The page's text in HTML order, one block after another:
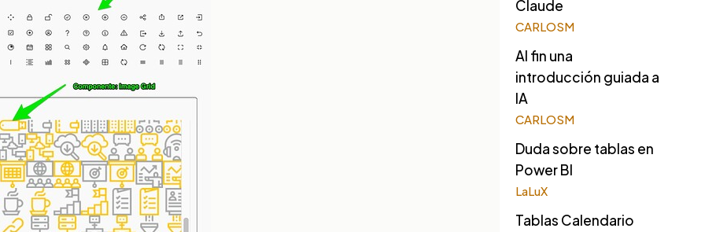
Claude
CARLOSM
Al fin una
introducción guiada a
IA
CARLOSM
Duda sobre tablas en
Power BI
LaLuX
Tablas Calendario